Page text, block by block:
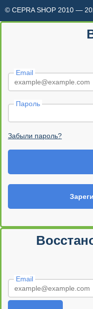
© CEPRA SHOP 2010 —
Email
Пароль
Забыли пароль?
Email